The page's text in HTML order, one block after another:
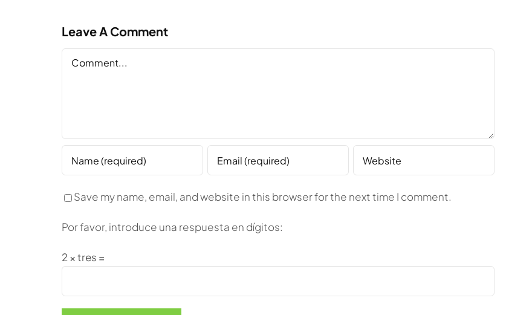
Leave A Comment
Comment
Save my name, email, and website in this browser for the next time I comment.
Por favor, introduce una respuesta en dígitos:
2 × tres =